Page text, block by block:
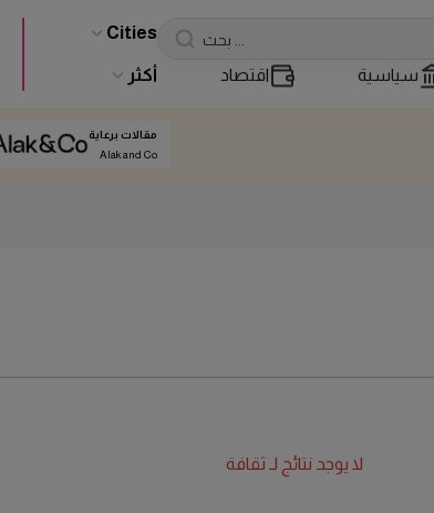
Cities
سياسية اقتصاد أكثر
مقالات برعاية
Alak and Co
لا يوجد نتائج لـ ثقافة